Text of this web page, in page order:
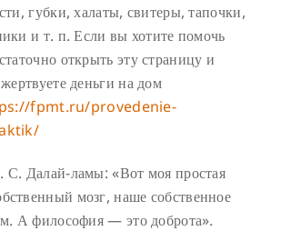
губки, халаты, свитеры, тапочки,
и т. п. Если вы хотите помочь
открыть эту страницу и
деньги на дом
fpmt.ru/provedenie-
Далай-ламы: «Вот моя простая
мозг, наше собственное
А философия — это доброта».